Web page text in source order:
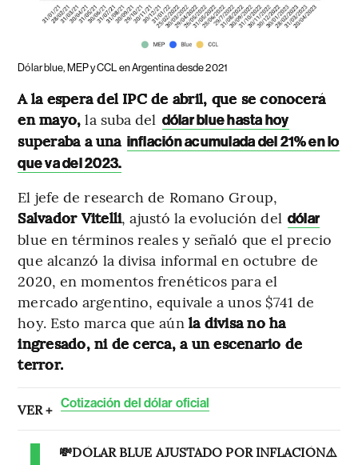
Dólar blue, MEP y CCL en Argentina desde 2021
A la espera del IPC de abril, que se conocerá
en mayo, la suba del dólar blue hasta hoy
superaba a una inflación acumulada del 21% en lo
que va del 2023.
El jefe de research de Romano Group,
Salvador Vitelli, ajustó la evolución del dólar
blue en términos reales y señaló que el precio
que alcanzó la divisa informal en octubre de
2020, en momentos frenéticos para el
mercado argentino, equivale a unos $741 de
hoy. Esto marca que aún la divisa no ha
ingresado, ni de cerca, a un escenario de
terror.
VER + Cotización del dólar oficial
💸DÓLAR BLUE AJUSTADO POR INFLACIÓN⚠️